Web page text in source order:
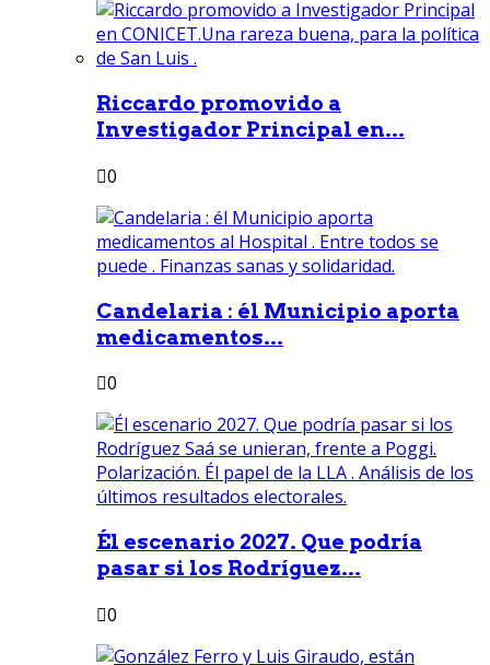
Riccardo promovido a
Investigador Principal en...
0
Candelaria : él Municipio aporta
medicamentos...
0
Él escenario 2027. Que podría
pasar si los Rodríguez...
0